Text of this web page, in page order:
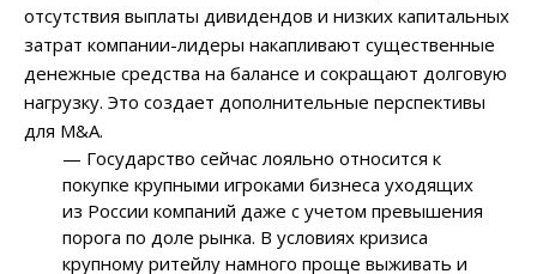
отсутствия выплаты дивидендов и низких капитальных
затрат компании-лидеры накапливают существенные
денежные средства на балансе и сокращают долговую
нагрузку. Это создает дополнительные перспективы
для M&A.
— Государство сейчас лояльно относится к
покупке крупными игроками бизнеса уходящих
из России компаний даже с учетом превышения
порога по доле рынка. В условиях кризиса
крупному ритейлу намного проще выживать и